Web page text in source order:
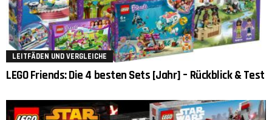
LEITFÄDEN UND VERGLEICHE
LEGO Friends: Die 4 besten Sets [Jahr] – Rückblick & Test